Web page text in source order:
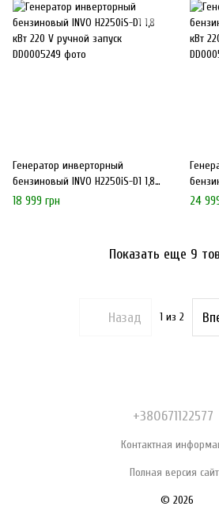
Генератор инверторный
бензиновый INVO H2250iS-D1 1,8
кВт 220 V ручной запуск
18 999 грн
кВт
24
Показать еще 9
Назад 1 из 2
+380671122577
Контактная
Полная версия
© 2026